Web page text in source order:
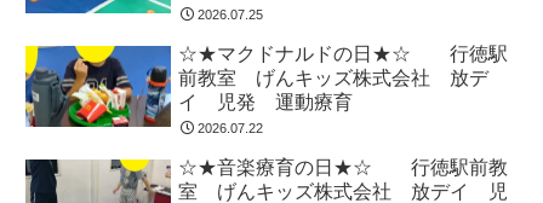
2026.07.25
☆★マクドナルドの日★☆ 行徳駅
前教室 げんキッズ株式会社 放デ
イ 児発 運動療育
2026.07.22
☆★音楽療育の日★☆ 行徳駅前教
室 げんキッズ株式会社 放デイ 児